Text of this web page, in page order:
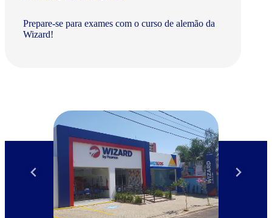
Prepare-se para exames com o curso de alemão da
Wizard!